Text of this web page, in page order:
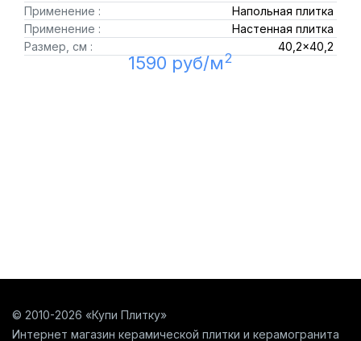
Применение :
Напольная плитка
Применение :
Настенная плитка
Размер, см :
40,2x40,2
1590 руб/м2
© 2010-2026 «Купи Плитку»
Интернет магазин керамической плитки и керамогранита